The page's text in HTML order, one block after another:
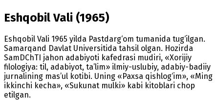
Eshqobil Vali (1965)
Eshqobil Vali 1965 yilda Pastdarg‘om tumanida tug‘ilgan.
Samarqand Davlat Universitida tahsil olgan. Hozirda
SamDChTI jahon adabiyoti kafedrasi mudiri, «Xorijiy
filologiya: til, adabiyot, ta’lim» ilmiy-uslubiy, adabiy-badiiy
jurnalining mas’ul kotibi. Uning «Paxsa qishlog‘im», «Ming
ikkinchi kecha», «Sukunat mulki» kabi kitoblari chop
etilgan.